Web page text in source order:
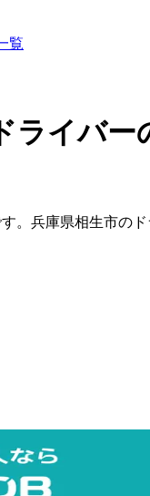
覧
ライバ
。 兵庫県相生市の